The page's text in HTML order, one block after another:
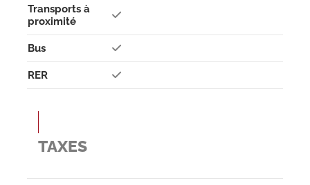
Transports à
proximité
Bus
RER
TAXES